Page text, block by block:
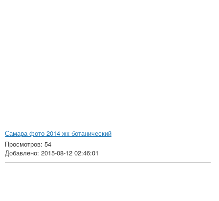
Самара фото 2014 жк ботанический
Просмотров: 54
Добавлено: 2015-08-12 02:46:01